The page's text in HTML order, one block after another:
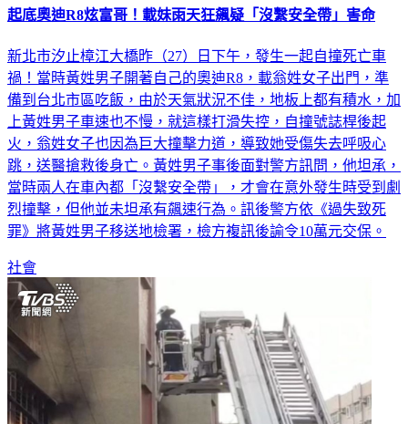
起底奧迪R8炫富哥！載妹雨天狂飆疑「沒繫安全帶」害命
新北市汐止樟江大橋昨（27）日下午，發生一起自撞死亡車
禍！當時黃姓男子開著自己的奧迪R8，載翁姓女子出門，準
備到台北市區吃飯，由於天氣狀況不佳，地板上都有積水，加
上黃姓男子車速也不慢，就這樣打滑失控，自撞號誌桿後起
火，翁姓女子也因為巨大撞擊力道，導致她受傷失去呼吸心
跳，送醫搶救後身亡。黃姓男子事後面對警方訊問，他坦承，
當時兩人在車內都「沒繫安全帶」，才會在意外發生時受到劇
烈撞擊，但他並未坦承有飆速行為。訊後警方依《過失致死
罪》將黃姓男子移送地檢署，檢方複訊後諭令10萬元交保。
社會